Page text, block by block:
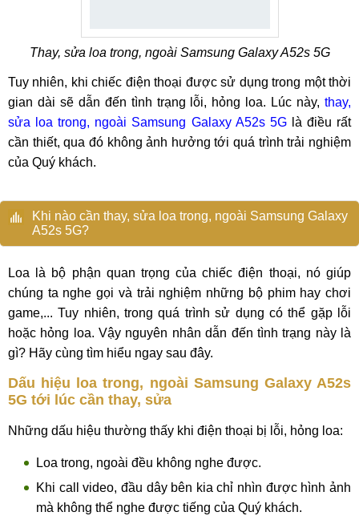
Thay, sửa loa trong, ngoài Samsung Galaxy A52s 5G
Tuy nhiên, khi chiếc điện thoại được sử dụng trong một thời
gian dài sẽ dẫn đến tình trạng lỗi, hỏng loa. Lúc này, thay,
sửa loa trong, ngoài Samsung Galaxy A52s 5Glà điều rất
cần thiết, qua đó không ảnh hưởng tới quá trình trải nghiệm
của Quý khách.
Khi nào cần thay, sửa loa trong, ngoài Samsung Galaxy
A52s 5G?
Loa là bộ phận quan trọng của chiếc điện thoại, nó giúp
chúng ta nghe gọi và trải nghiệm những bộ phim hay chơi
game,... Tuy nhiên, trong quá trình sử dụng có thể gặp lỗi
hoặc hỏng loa. Vậy nguyên nhân dẫn đến tình trạng này là
gì? Hãy cùng tìm hiểu ngay sau đây.
Dấu hiệu loa trong, ngoài Samsung Galaxy A52s
5G tới lúc cần thay, sửa
Những dấu hiệu thường thấy khi điện thoại bị lỗi, hỏng loa:
Loa trong, ngoài đều không nghe được.
Khi call video, đầu dây bên kia chỉ nhìn được hình ảnh
mà không thể nghe được tiếng của Quý khách.